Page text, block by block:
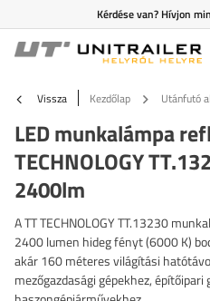
Kérdése van? Hívjon
Vissza Kezdőlap Utánfutó
LED munkalámpa
TECHNOLOGY
2400lm
A TT TECHNOLOGY TT.13230
2400 lumen hideg fényt (6000 K)
akár 160 méteres világítási
mezőgazdasági gépekhez, építőipari